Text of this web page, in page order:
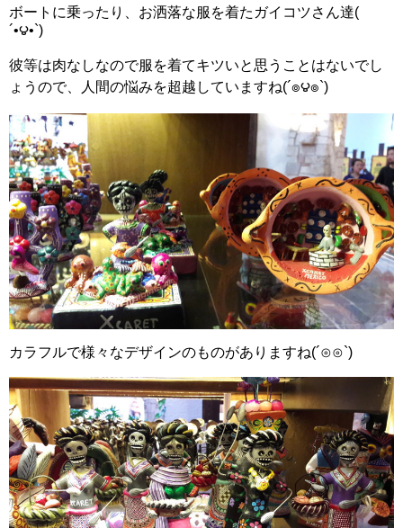
ボートに乗ったり、お洒落な服を着たガイコツさん達(
´•౪•`)
彼等は肉なしなので服を着てキツいと思うことはないでし
ょうので、人間の悩みを超越していますね(´๏౪๏`)
カラフルで様々なデザインのものがありますね‪(´⊙⊙`)